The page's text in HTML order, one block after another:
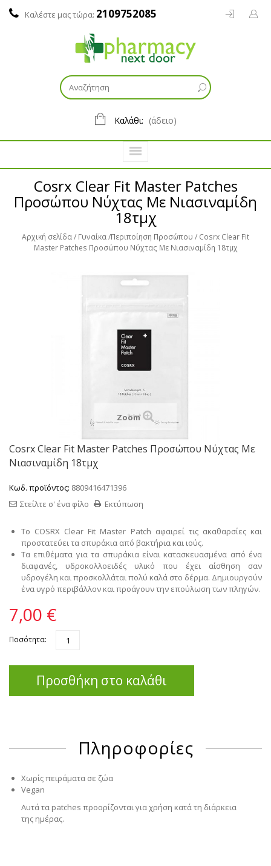
Καλέστε μας τώρα: 2109752085
Καλάθι: (άδειο)
Cosrx Clear Fit Master Patches
Προσώπου Νύχτας Με Νιασιναμίδη
18τμχ
Αρχική σελίδα Γυναίκα Περιποίηση Προσώπου
Cosrx Clear Fit
Master Patches Προσώπου Νύχτας Με Νιασιναμίδη 18τμχ
Zoom
Cosrx Clear Fit Master Patches Προσώπου Νύχτας Με
Νιασιναμίδη 18τμχ
Κωδ. προϊόντος: 8809416471396
Εκτύπωση
Στείλτε σ' ένα φίλο
Το COSRX Clear Fit Master Patch αφαιρεί τις ακαθαρσίες και
προστατεύει τα σπυράκια από βακτήρια και ιούς.
Τα επιθέματα για τα σπυράκια είναι κατασκευασμένα από ένα
διαφανές, υδροκολλοειδές υλικό που έχει αίσθηση σαν
υδρογέλη και προσκολλάται πολύ καλά στο δέρμα. Δημιουργούν
ένα υγρό περιβάλλον και προάγουν την επούλωση των πληγών.
7,00 €
Ποσότητα:
Προσθήκη στο καλάθι
Πληροφορίες
Χωρίς πειράματα σε ζώα
Vegan
Αυτά τα patches προορίζονται για χρήση κατά τη διάρκεια
της ημέρας.